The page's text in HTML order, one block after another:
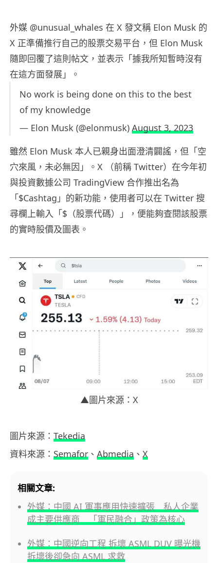
外媒 @unusual_whales 在 X 發文稱 Elon Musk 的
X 正準備推行自己的股票交易平台，但 Elon Musk
隨即回覆了這則帖文，並表示「據我所知暫時沒有
在這方面發展」。
No work is being done on this to the best
of my knowledge
— Elon Musk (@elonmusk) August 3, 2023
雖然 Elon Musk 本人已親身出面澄清闢謠，但「空
穴來風，未必無因」。X （前稱 Twitter）在今年初
與投資數據公司 TradingView 合作推出名為
「$Cashtag」的新功能，使用者可以在 Twitter 搜
尋欄上輸入「$（股票代碼）」，便能夠查閱該股票
的實時股價及圖表。
▲圖片來源：X
圖片來源： Tekedia
資料來源： Semafor 、 Abmedia 、 X
相關文章:
外媒：中國 AI 軍事應用快速擴張 私人企業
成主要供應商 「軍民融合」政策為核心
外媒：中國逆向工程 拆壞 ASML DUV 曝光機
拆壞後卻急向 ASML 求救